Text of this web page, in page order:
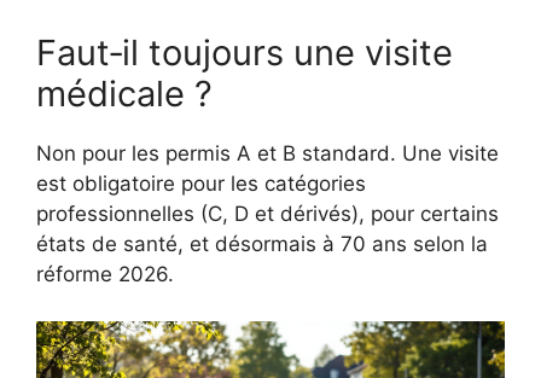
Faut‑il toujours une visite
médicale ?
Non pour les permis A et B standard. Une visite
est obligatoire pour les catégories
professionnelles (C, D et dérivés), pour certains
états de santé, et désormais à 70 ans selon la
réforme 2026.